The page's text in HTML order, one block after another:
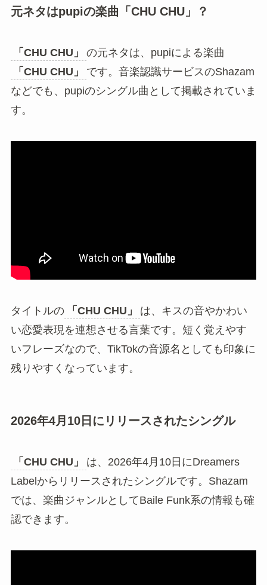
元ネタはpupiの楽曲「CHU CHU」？
「CHU CHU」
の元ネタは、pupiによる楽曲
「CHU CHU」
です。音楽認識サービスのShazam
などでも、pupiのシングル曲として掲載されていま
す。
タイトルの 「CHU CHU」
は、キスの音やかわい
い恋愛表現を連想させる言葉です。短く覚えやす
いフレーズなので、TikTokの音源名としても印象に
残りやすくなっています。
2026年4月10日にリリースされたシングル
「CHU CHU」
は、2026年4月10日にDreamers
Labelからリリースされたシングルです。Shazam
では、楽曲ジャンルとしてBaile Funk系の情報も確
認できます。